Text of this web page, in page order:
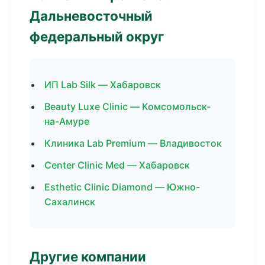
Дальневосточный
федеральный округ
ИП Lab Silk — Хабаровск
Beauty Luxe Clinic — Комсомольск-
на-Амуре
Клиника Lab Premium — Владивосток
Center Clinic Med — Хабаровск
Esthetic Clinic Diamond — Южно-
Сахалинск
Другие компании